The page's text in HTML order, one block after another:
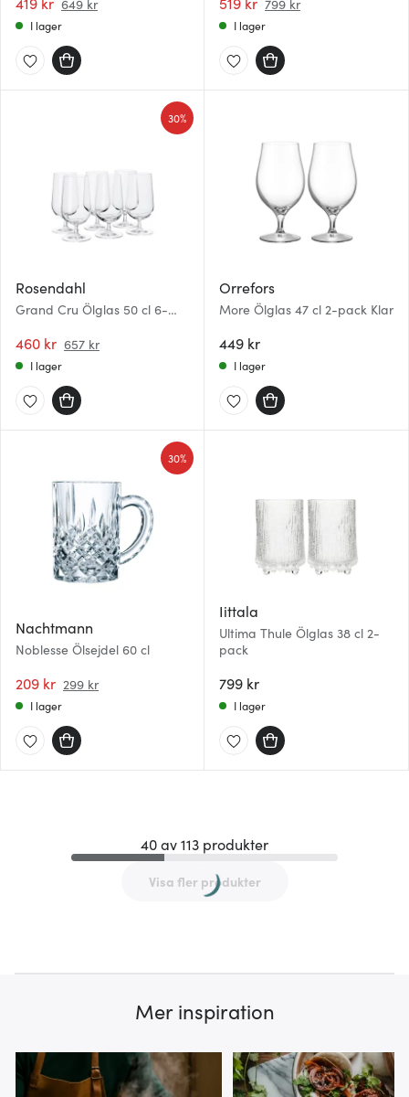
649 kr
I lager
799 kr
I lager
Rosendahl
Grand Cru Ölglas 50 cl 6-
460 kr 657 kr
30%
I lager
Orrefors
More Ölglas 47 cl 2-pack Klar
449 kr
I lager
Nachtmann
Noblesse Ölsejdel 60 cl
209 kr 299 kr
30%
I lager
Iittala
Ultima Thule Ölglas 38 cl 2-
pack
799 kr
I lager
40 av 113 produkter
Visa fler produkter
Mer inspiration